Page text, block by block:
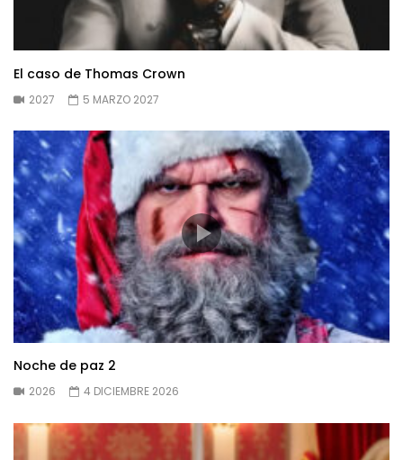
El caso de Thomas Crown
2027 5 MARZO 2027
Noche de paz 2
2026 4 DICIEMBRE 2026